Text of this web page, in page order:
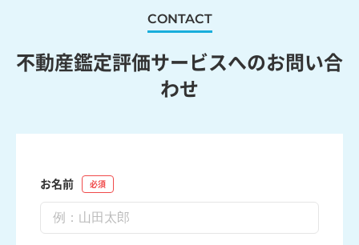
CONTACT
不動産鑑定評価サービスへのお問い合
わせ
お名前